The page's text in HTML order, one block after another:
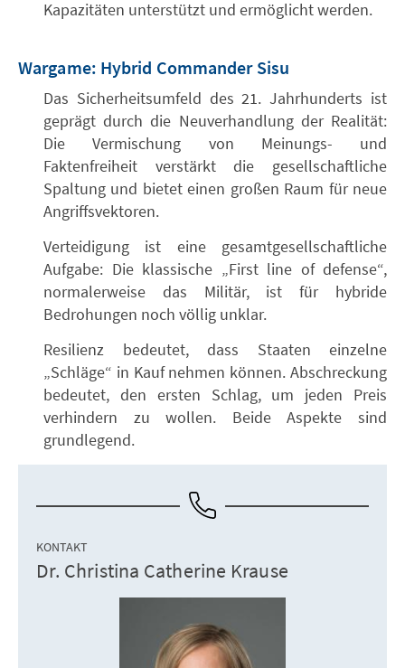
Kapazitäten unterstützt und ermöglicht werden.
Wargame: Hybrid Commander Sisu
Das Sicherheitsumfeld des 21. Jahrhunderts ist
geprägt durch die Neuverhandlung der Realität:
Die Vermischung von Meinungs- und
Faktenfreiheit verstärkt die gesellschaftliche
Spaltung und bietet einen großen Raum für neue
Angriffsvektoren.
Verteidigung ist eine gesamtgesellschaftliche
Aufgabe: Die klassische „First line of defense“,
normalerweise das Militär, ist für hybride
Bedrohungen noch völlig unklar.
Resilienz bedeutet, dass Staaten einzelne
„Schläge“ in Kauf nehmen können. Abschreckung
bedeutet, den ersten Schlag, um jeden Preis
verhindern zu wollen. Beide Aspekte sind
grundlegend.
KONTAKT
Dr. Christina Catherine Krause